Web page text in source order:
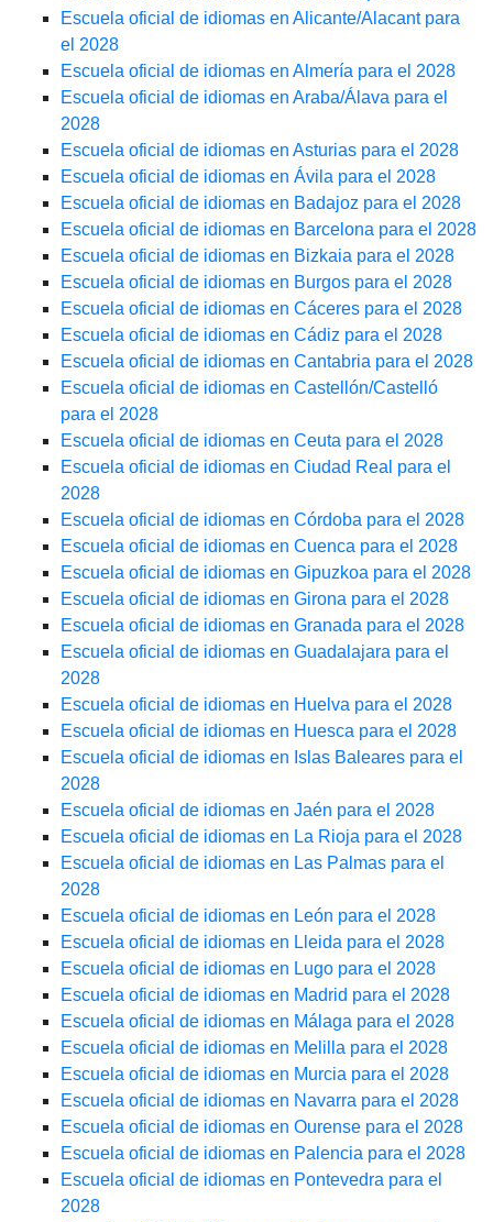
Escuela oficial de idiomas en Alicante/Alacant para
el 2028
Escuela oficial de idiomas en Almería para el 2028
Escuela oficial de idiomas en Araba/Álava para el
2028
Escuela oficial de idiomas en Asturias para el 2028
Escuela oficial de idiomas en Ávila para el 2028
Escuela oficial de idiomas en Badajoz para el 2028
Escuela oficial de idiomas en Barcelona para el 2028
Escuela oficial de idiomas en Bizkaia para el 2028
Escuela oficial de idiomas en Burgos para el 2028
Escuela oficial de idiomas en Cáceres para el 2028
Escuela oficial de idiomas en Cádiz para el 2028
Escuela oficial de idiomas en Cantabria para el 2028
Escuela oficial de idiomas en Castellón/Castelló
para el 2028
Escuela oficial de idiomas en Ceuta para el 2028
Escuela oficial de idiomas en Ciudad Real para el
2028
Escuela oficial de idiomas en Córdoba para el 2028
Escuela oficial de idiomas en Cuenca para el 2028
Escuela oficial de idiomas en Gipuzkoa para el 2028
Escuela oficial de idiomas en Girona para el 2028
Escuela oficial de idiomas en Granada para el 2028
Escuela oficial de idiomas en Guadalajara para el
2028
Escuela oficial de idiomas en Huelva para el 2028
Escuela oficial de idiomas en Huesca para el 2028
Escuela oficial de idiomas en Islas Baleares para el
2028
Escuela oficial de idiomas en Jaén para el 2028
Escuela oficial de idiomas en La Rioja para el 2028
Escuela oficial de idiomas en Las Palmas para el
2028
Escuela oficial de idiomas en León para el 2028
Escuela oficial de idiomas en Lleida para el 2028
Escuela oficial de idiomas en Lugo para el 2028
Escuela oficial de idiomas en Madrid para el 2028
Escuela oficial de idiomas en Málaga para el 2028
Escuela oficial de idiomas en Melilla para el 2028
Escuela oficial de idiomas en Murcia para el 2028
Escuela oficial de idiomas en Navarra para el 2028
Escuela oficial de idiomas en Ourense para el 2028
Escuela oficial de idiomas en Palencia para el 2028
Escuela oficial de idiomas en Pontevedra para el
2028